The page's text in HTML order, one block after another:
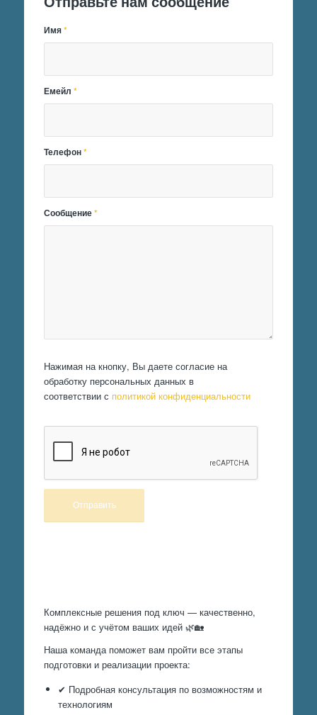
Имя*
Емейл*
Телефон*
Сообщение*
Нажимая на кнопку, Вы даете согласие на
обработку персональных данных в
соответствии с политикой конфиденциальности
Комплексные решения под ключ — качественно,
надёжно и с учётом ваших идей 🌿🏡
Наша команда поможет вам пройти все этапы
подготовки и реализации проекта:
✔ Подробная консультация по возможностям и
технологиям